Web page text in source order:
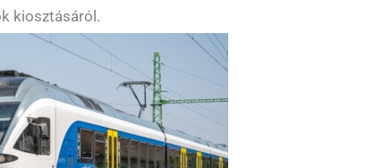
kiosztásáról.